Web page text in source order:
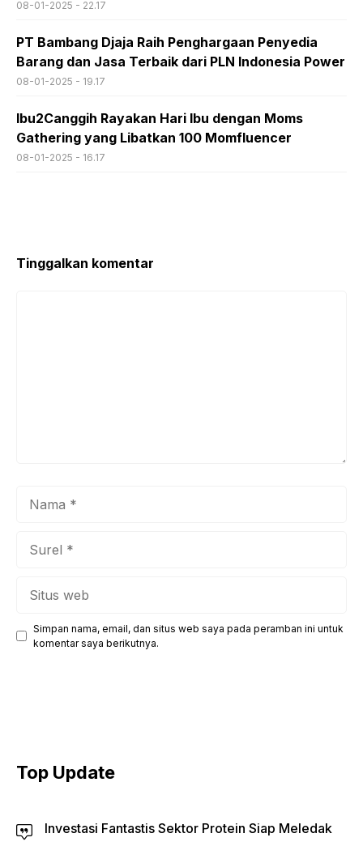
08-01-2025 - 22.17
PT Bambang Djaja Raih Penghargaan Penyedia
Barang dan Jasa Terbaik dari PLN Indonesia Power
08-01-2025 - 19.17
Ibu2Canggih Rayakan Hari Ibu dengan Moms
Gathering yang Libatkan 100 Momfluencer
08-01-2025 - 16.17
Tinggalkan komentar
Simpan nama, email, dan situs web saya pada peramban ini untuk
komentar saya berikutnya.
Top Update
Investasi Fantastis Sektor Protein Siap Meledak